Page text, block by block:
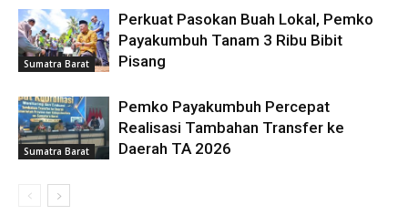
Sumatra Barat
Perkuat Pasokan Buah Lokal, Pemko
Payakumbuh Tanam 3 Ribu Bibit
Pisang
Sumatra Barat
Pemko Payakumbuh Percepat
Realisasi Tambahan Transfer ke
Daerah TA 2026